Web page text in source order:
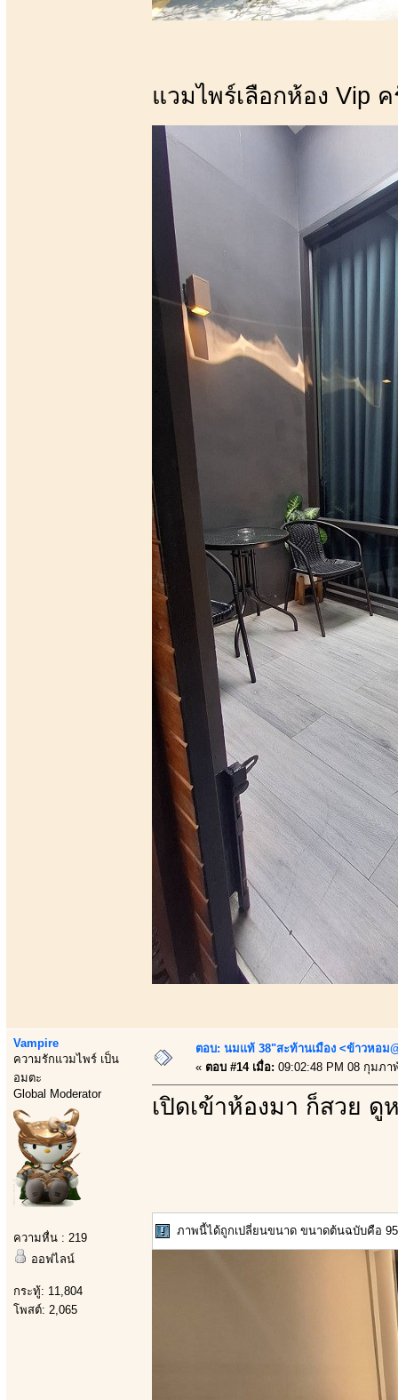
แวมไพร์เลือกห้อง Vip
Vampire
ความรักแวมไพร์ เป็น
อมตะ
Global Moderator
ความหื่น : 219
ออฟไลน์
กระทู้: 11,804
โพสต์: 2,065
ตอบ: นมแท้ 38"สะท้านเมือง <ข้าวหอม
« ตอบ #14 เมื่อ: 09:02:48 PM 08 กุมภา
เปิดเข้าห้องมา ก็สวย ดู
ภาพนี้ได้ถูกเปลี่ยนขนาด ขนาดต้นฉบับคือ